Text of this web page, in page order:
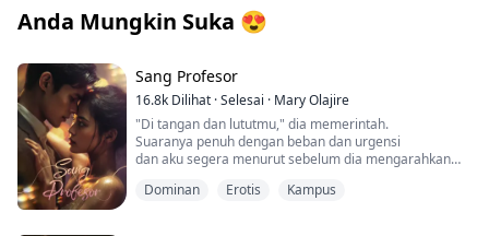
Anda Mungkin Suka 😍
Sang Profesor
16.8k Dilihat ·Selesai · Mary Olajire
"Di tangan dan lututmu," dia memerintah.
Suaranya penuh dengan beban dan urgensi
dan aku segera menurut sebelum dia mengarahkan
Tubuh kami bertemu dengan irama yang keras dan
Dominan Erotis Kampus